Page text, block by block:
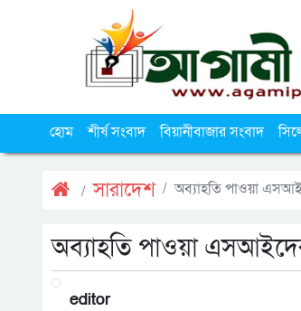
হোম শীর্ষ সংবাদ বিয়ানীবাজার সংবাদ
সারাদেশ অব্যাহতি পাওয়া
অব্যাহতি পাওয়া
editor